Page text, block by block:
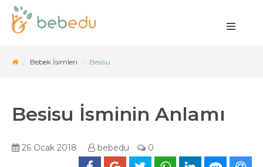
Bebek İsimleri Besisu
Besisu İsminin Anlamı
26 Ocak 2018 bebedu 0